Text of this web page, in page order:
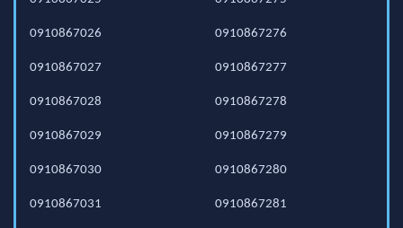
0910867026
0910867027
0910867028
0910867029
0910867030
0910867031
0910867276
0910867277
0910867278
0910867279
0910867280
0910867281